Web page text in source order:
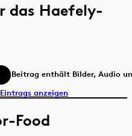
das Haefely-
Beitrag enthält Bilder, Audio
anzeigen
Food